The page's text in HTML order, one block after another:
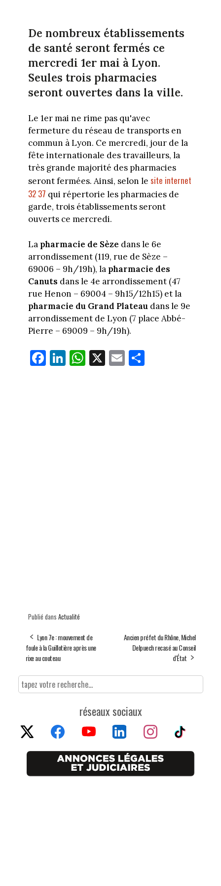
De nombreux établissements
de santé seront fermés ce
mercredi 1er mai à Lyon.
Seules trois pharmacies
seront ouvertes dans la ville.
Le 1er mai ne rime pas qu'avec
fermeture du réseau de transports en
commun à Lyon. Ce mercredi, jour de la
fête internationale des travailleurs, la
très grande majorité des pharmacies
seront fermées. Ainsi, selon le site internet
32 37 qui répertorie les pharmacies de
garde, trois établissements seront
ouverts ce mercredi.
La pharmacie de Sèze dans le 6e
arrondissement (119, rue de Sèze –
69006 – 9h/19h), la pharmacie des
Canuts dans le 4e arrondissement (47
rue Henon – 69004 – 9h15/12h15) et la
pharmacie du Grand Plateaudans le 9e
arrondissement de Lyon (7 place Abbé-
Pierre – 69009 – 9h/19h).
Fa
ce
Li
nk
W
ha
X E
m
Pa
rt
Publié dans Actualité
Lyon 7e : mouvement de
foule à la Guillotière après une
rixe au couteau
Ancien préfet du Rhône, Michel
Delpuech recasé au Conseil
d'État
réseaux sociaux